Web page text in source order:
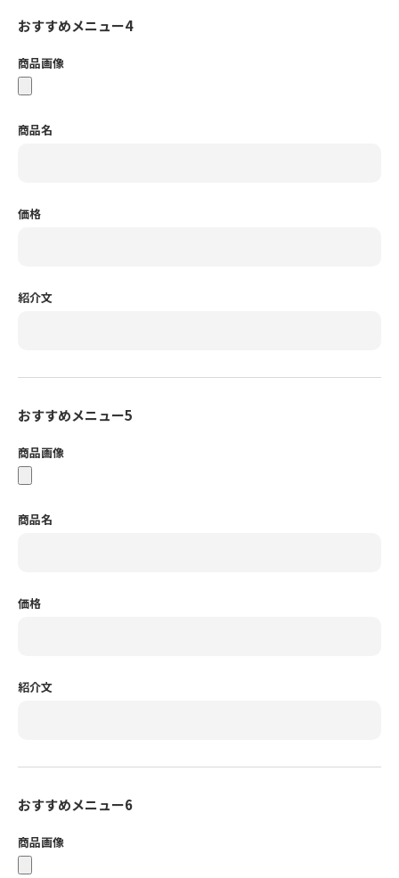
おすすめメニュー4
商品画像
商品名
価格
紹介文
おすすめメニュー5
商品画像
商品名
価格
紹介文
おすすめメニュー6
商品画像